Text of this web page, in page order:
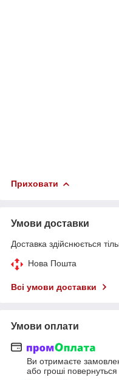
Приховати
Умови доставки
Доставка здійснюється
Нова Пошта
Всі умови доставки
Умови оплати
Ви отримаєте
або гроші